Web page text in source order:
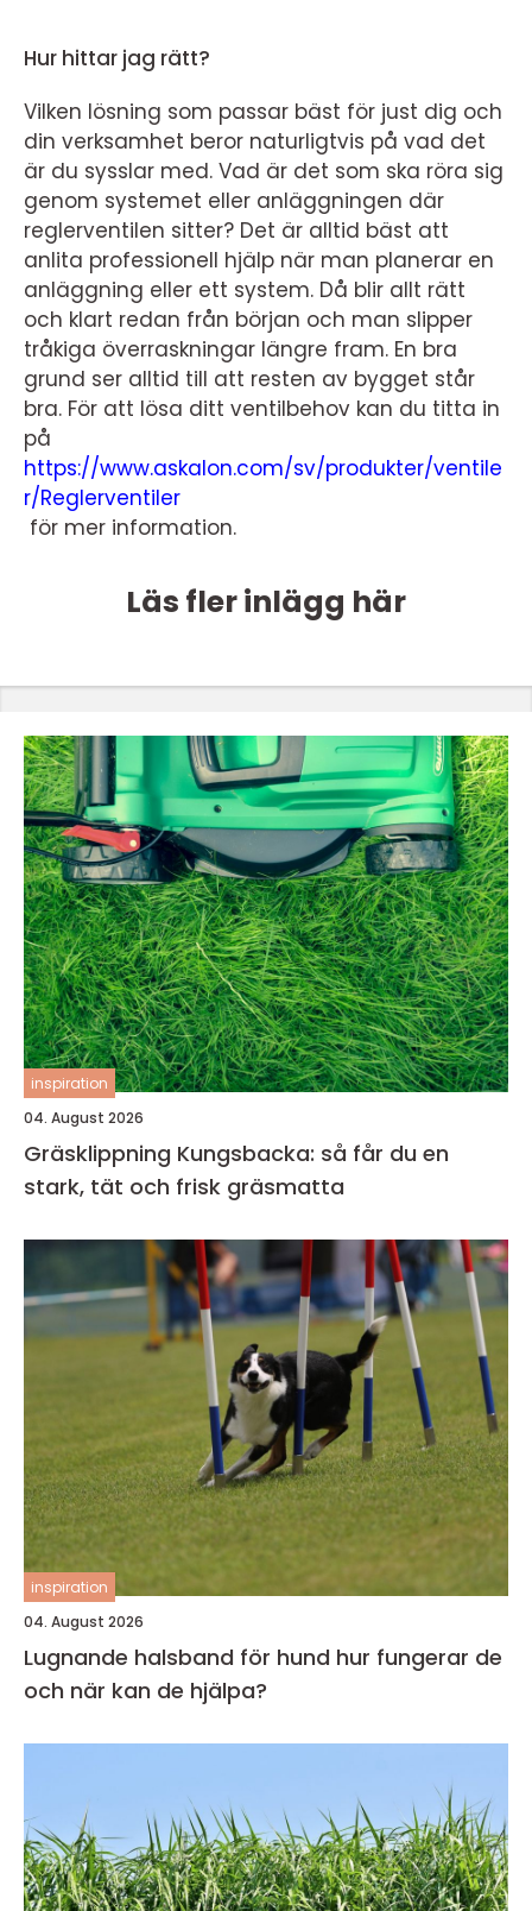
Hur hittar jag rätt?
Vilken lösning som passar bäst för just dig och
din verksamhet beror naturligtvis på vad det
är du sysslar med. Vad är det som ska röra sig
genom systemet eller anläggningen där
reglerventilen sitter? Det är alltid bäst att
anlita professionell hjälp när man planerar en
anläggning eller ett system. Då blir allt rätt
och klart redan från början och man slipper
tråkiga överraskningar längre fram. En bra
grund ser alltid till att resten av bygget står
bra. För att lösa ditt ventilbehov kan du titta in
på
https://www.askalon.com/sv/produkter/ventile
r/Reglerventiler
för mer information.
Läs fler inlägg här
inspiration
04. August 2026
Gräsklippning Kungsbacka: så får du en
stark, tät och frisk gräsmatta
inspiration
04. August 2026
Lugnande halsband för hund hur fungerar de
och när kan de hjälpa?